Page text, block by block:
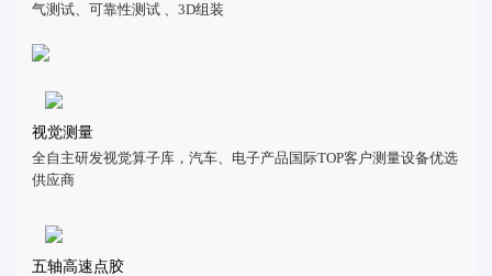
气测试、可靠性测试 、3D组装
视觉测量
全自主研发视觉算子库，汽车、电子产品国际TOP客户测量设备优选
供应商
五轴高速点胶